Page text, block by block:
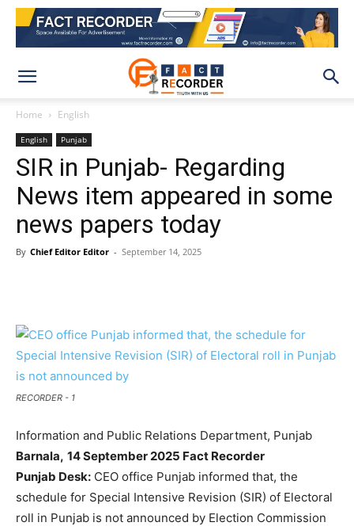
Home English
English Punjab
SIR in Punjab- Regarding
News item appeared in some
news papers today
By Chief Editor Editor - September 14, 2025
RECORDER - 1
Information and Public Relations Department, Punjab
Barnala, 14 September 2025 Fact Recorder
Punjab Desk: CEO office Punjab informed that, the
schedule for Special Intensive Revision (SIR) of Electoral
roll in Punjab is not announced by Election Commission